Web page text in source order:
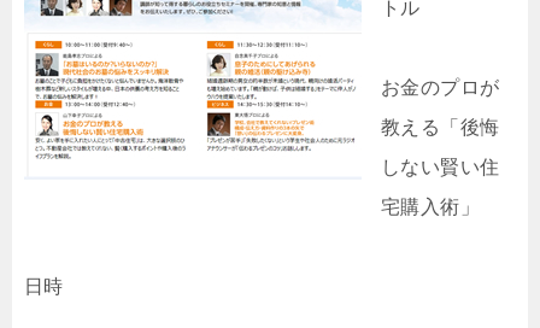
トル
お金のプロが
教える「後悔
しない賢い住
宅購入術」
日時